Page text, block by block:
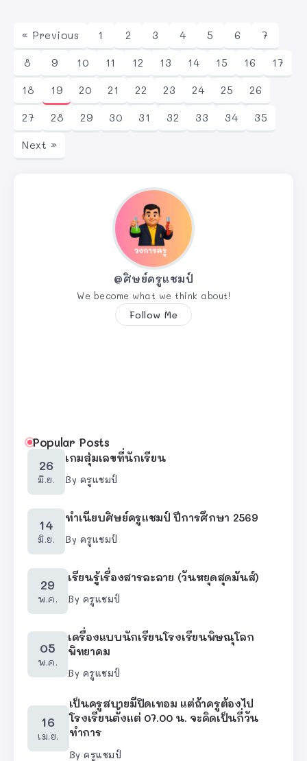
« Previous 1 2 3 4 5 6
7
8
9 10 11 12 13 14 15 16
17
18
19 20 21 22 23 24 25
26
27
28 29 30 31 32 33 34
35
Next »
@ศิษย์ครูแชมป์
We become what we think about!
Follow Me
Popular Posts
26
มิ.ย.
เกมสุ่มเลขที่นักเรียน
By ครูแชมป์
14
มิ.ย.
ทำเนียบศิษย์ครูแชมป์ ปีการศึกษา 2569
By ครูแชมป์
29
พ.ค.
เรียนรู้เรื่องสารละลาย (วันหยุดสุดมันส์)
By ครูแชมป์
05
พ.ค.
เครื่องแบบนักเรียนโรงเรียนพิษณุโลก
พิทยาคม
By ครูแชมป์
16
เม.ย.
เป็นครูสบายมีปิดเทอม แต่ถ้าครูต้องไป
โรงเรียนตั้งแต่ 07.00 น. จะคิดเป็นกี่วัน
ทำการ
By ครูแชมป์